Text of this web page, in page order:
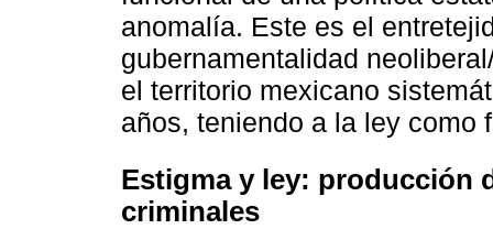
anomalía. Este es el
gubernamentalidad
el territorio mexicano
años, teniendo a la ley como
Estigma y ley: producción
criminales